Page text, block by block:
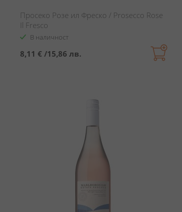
Просеко Розе ил Фреско / Prosecco Rose
Il Fresco
В наличност
8,11 € /15,86 лв.